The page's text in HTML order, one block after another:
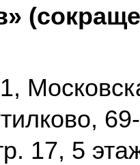
17, 5